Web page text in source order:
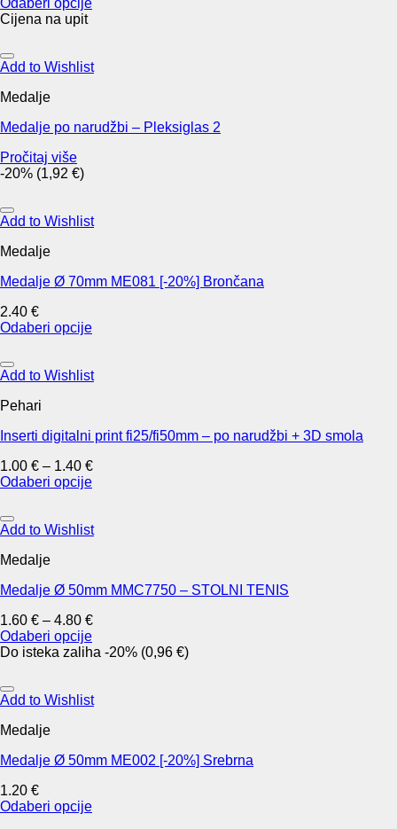
on
the
page
Odaberi opcije
This
has
multiple
The
may
chosen
on
product
page
Cijena na upit
Add to Wishlist
Medalje
Medalje po narudžbi – Pleksiglas 2
Pročitaj više
-20% (1,92 €)
Add to Wishlist
Medalje
Medalje Ø 70mm ME081 [-20%] Brončana
2.40 €
Odaberi opcije
product
has
variants.
options
be
chosen
the
product
Add to Wishlist
Pehari
Inserti digitalni print fi25/fi50mm – po narudžbi + 3D smola
1.00 € – 1.40 €
Odaberi opcije
product
has
variants.
options
be
chosen
on
product
page
Add to Wishlist
Medalje
Medalje Ø 50mm MMC7750 – STOLNI TENIS
1.60 € – 4.80 €
Odaberi opcije
This
has
multiple
The
may
chosen
on
Do isteka zaliha -20% (0,96 €)
Add to Wishlist
Medalje
Medalje Ø 50mm ME002 [-20%] Srebrna
1.20 €
Odaberi opcije